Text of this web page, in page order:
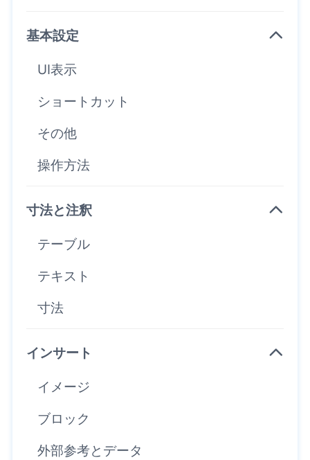
基本設定
UI表示
ショートカット
その他
操作方法
寸法と注釈
テーブル
テキスト
寸法
インサート
イメージ
ブロック
外部参考とデータ